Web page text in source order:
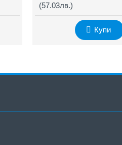
(57.03лв.)
Купи